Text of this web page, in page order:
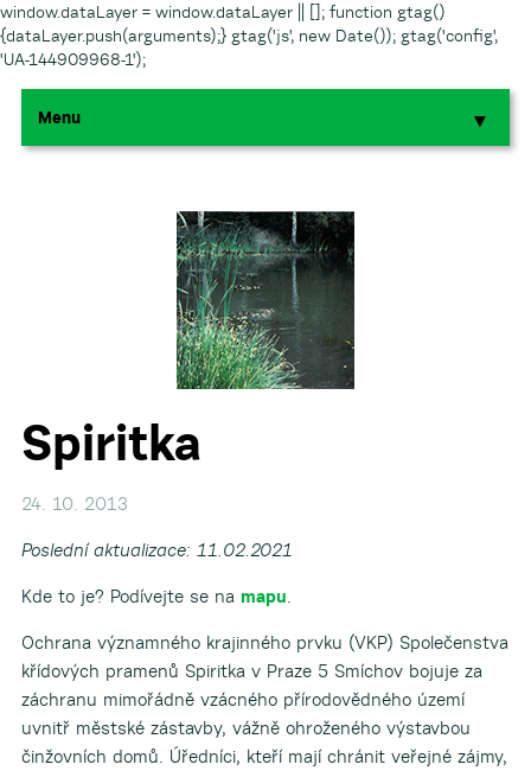
window.dataLayer = window.dataLayer || []; function gtag()
{dataLayer.push(arguments);} gtag('js', new Date()); gtag('config',
'UA-144909968-1');
Menu ▼
▼
Spiritka
24. 10. 2013
Poslední aktualizace: 11.02.2021
Kde to je? Podívejte se na mapu.
Ochrana významného krajinného prvku (VKP) Společenstva
křídových pramenů Spiritka v Praze 5 Smíchov bojuje za
záchranu mimořádně vzácného přírodovědného území
uvnitř městské zástavby, vážně ohroženého výstavbou
činžovních domů. Úředníci, kteří mají chránit veřejné zájmy,